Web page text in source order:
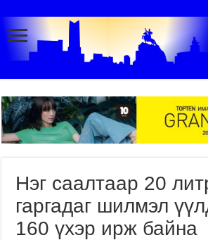
Нэг саалтаар 20
гаргадаг шилмэл
160 үхэр ирж байна